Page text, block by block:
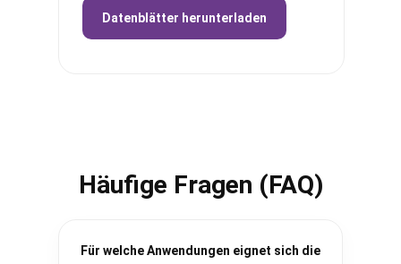
Datenblätter herunterladen
Häufige Fragen (FAQ)
Für welche Anwendungen eignet sich die